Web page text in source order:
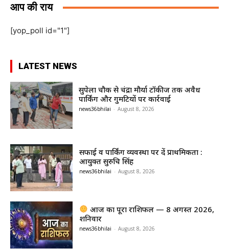
आप की राय
[yop_poll id="1"]
LATEST NEWS
सुपेला चौक से चंद्रा मौर्या टॉकीज तक अवैध
पार्किंग और गुमटियों पर कार्रवाई
news36bhilai - August 8, 2026
सफाई व पार्किंग व्यवस्था पर दें प्राथमिकता :
आयुक्त सुरुचि सिंह
news36bhilai - August 8, 2026
आज का पूरा राशिफल — 8 अगस्त 2026,
शनिवार
news36bhilai - August 8, 2026